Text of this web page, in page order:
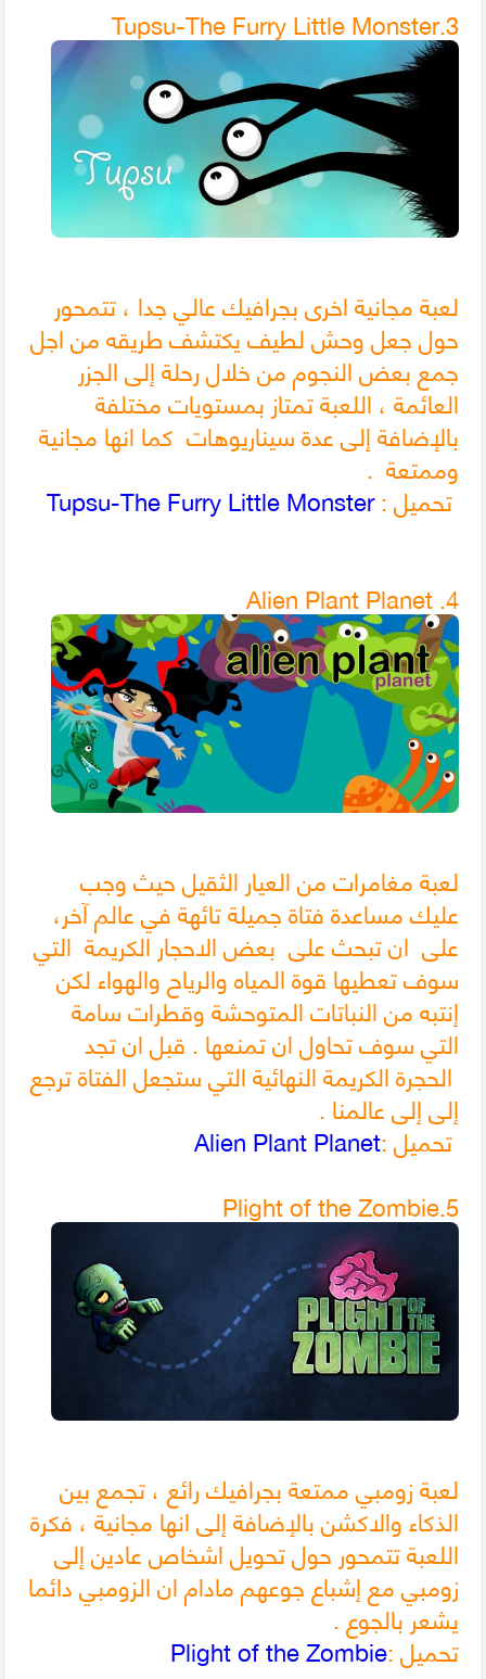
3.Tupsu-The Furry Little Monster
لعبة مجانية اخرى بجرافيك عالي جدا ، تتمحور
حول جعل وحش لطيف يكتشف طريقه من اجل
جمع بعض النجوم من خلال رحلة إلى الجزر
العائمة ، اللعبة تمتاز بمستويات مختلفة
بالإضافة إلى عدة سيناريوهات كما انها مجانية
وممتعة .
تحميل :Tupsu-The Furry Little Monster
4. Alien Plant Planet
لعبة مغامرات من العيار الثقيل حيث وجب
عليك مساعدة فتاة جميلة تائهة في عالم آخر،
على ان تبحث على بعض الاحجار الكريمة التي
سوف تعطيها قوة المياه والرياح والهواء لكن
إنتبه من النباتات المتوحشة وقطرات سامة
التي سوف تحاول ان تمنعها . قبل ان تجد
الحجرة الكريمة النهائية التي ستجعل الفتاة ترجع
إلى إلى عالمنا .
تحميل :Alien Plant Planet
5.Plight of the Zombie
لعبة زومبي ممتعة بجرافيك رائع ، تجمع بين
الذكاء والاكشن بالإضافة إلى انها مجانية ، فكرة
اللعبة تتمحور حول تحويل اشخاص عادين إلى
زومبي مع إشباع جوعهم مادام ان الزومبي دائما
يشعر بالجوع .
تحميل :Plight of the Zombie